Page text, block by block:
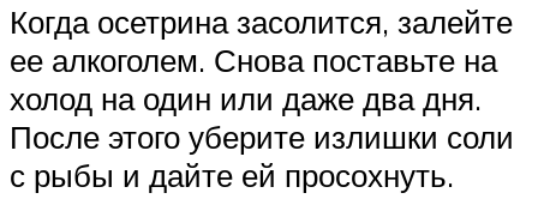
Когда осетрина засолится, залейте
ее алкоголем. Снова поставьте на
холод на один или даже два дня.
После этого уберите излишки соли
с рыбы и дайте ей просохнуть.